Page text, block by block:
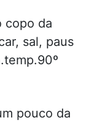
copo da
sal, paus
pouco da